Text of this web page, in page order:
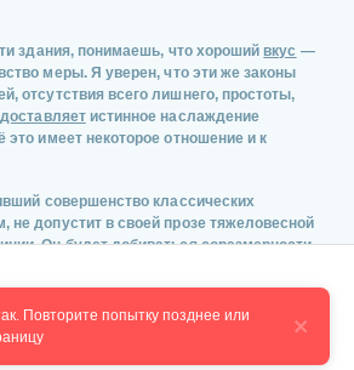
здания, понимаешь, что хороший вкус —
меры. Я уверен, что эти же законы
отсутствия всего лишнего, простоты,
доставляетистинное наслаждение
имеет некоторое отношение и к
совершенство классических
не допустит в своей прозе тяжеловесной
Он будет добиваться соразмерности
рисунка.
вещи должна быть доведена до
нельзя было ничего выбросить и
Повторите попытку позднее или